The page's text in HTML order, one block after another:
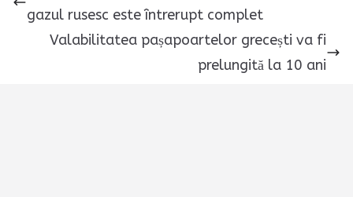
gazul rusesc este întrerupt complet
Valabilitatea pașapoartelor grecești va fi
prelungită la 10 ani